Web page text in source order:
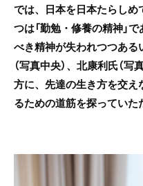
では、日本を日本たらしめ
つは「勤勉・修養の精神」
べき精神が失われつつあ
（写真中央）、北康利氏（写
方に、先達の生き方を交
るための道筋を探っていた